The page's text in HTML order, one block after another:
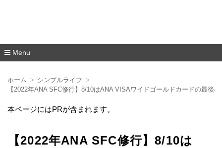
Menu
動
ホーム
シンプルライフ
【2022年ANA SFC修行】8/10はANA VISAワイドゴールドカードの最後
本ページにはPRが含まれます。
【2022年ANA SFC修行】8/10は